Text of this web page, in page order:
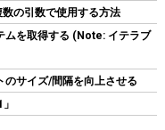
の引数で使用する方法
ムを取得する (Note: イテラブ
のサイズ/間隔を向上させる